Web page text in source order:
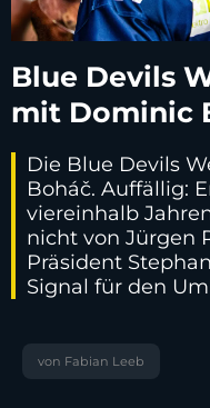
Blue Devils
mit Dominic
Die Blue Devils
Boháč. Auffällig:
viereinhalb
nicht von Jürgen
Präsident
Signal für den
von Fabian Leeb